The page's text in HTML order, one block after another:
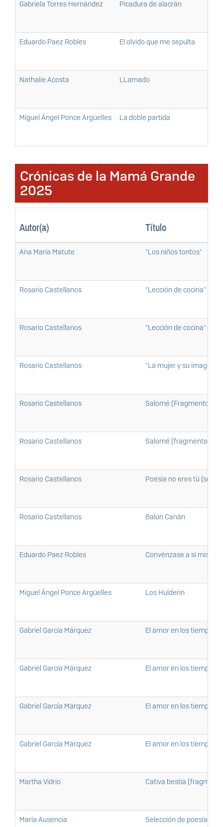
Gabriela Torres Hernández Picadura de alacrán
Eduardo Paez Robles El olvido que me sepulta
Nathalie Acosta LLamado
Miguel Ángel Ponce Argüelles La doble partida
Crónicas de la Mamá Grande
2025
Autor(a) Título
Ana María Matute "Los niños tontos"
Rosario Castellanos "Lección de cocina"
Rosario Castellanos "Lección de cocina"
Rosario Castellanos "La mujer y su imagen"
Rosario Castellanos Salomé (Fragmento
Rosario Castellanos Salomé (fragmento dos)
Rosario Castellanos Poesía no eres tú
Rosario Castellanos Balún Canán
Eduardo Paez Robles Convénzase a sí mismo
Miguel Ángel Ponce Argüelles Los Hulderin
Gabriel García Márquez El amor en los tiempos
Gabriel García Márquez El amor en los tiempos
Gabriel García Márquez El amor en los tiempos
Gabriel García Márquez El amor en los tiempos
Martha Vidrio Cativa bestia
María Ausencia Selección de poesía